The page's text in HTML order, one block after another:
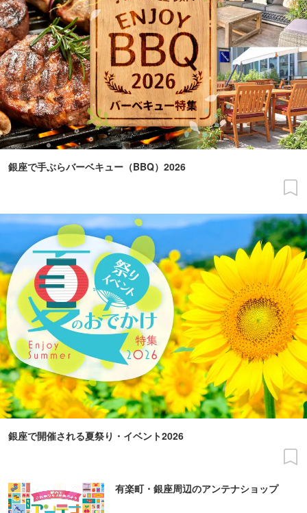
銀座で手ぶらバーベキュー（BBQ）2026
銀座で開催される夏祭り・イベント2026
有楽町・銀座周辺のアンテナショップ